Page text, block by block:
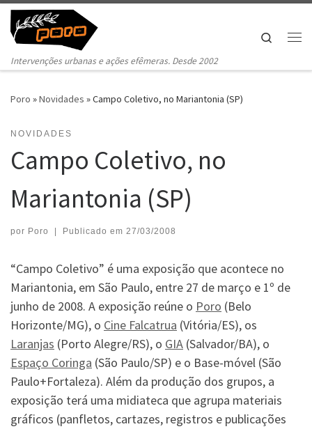
Pular para o conteúdo
Intervenções urbanas e ações efêmeras. Desde 2002
Search
Poro »Novidades »Campo Coletivo, no Mariantonia (SP)
NOVIDADES
Campo Coletivo, no
Mariantonia (SP)
por Poro Publicado em 27/03/2008
“Campo Coletivo” é uma exposição que acontece no
Mariantonia, em São Paulo, entre 27 de março e 1º de
junho de 2008. A exposição reúne o Poro (Belo
Horizonte/MG), o Cine Falcatrua (Vitória/ES), os
Laranjas (Porto Alegre/RS), o GIA (Salvador/BA), o
Espaço Coringa (São Paulo/SP) e o Base-móvel (São
Paulo+Fortaleza). Além da produção dos grupos, a
exposição terá uma midiateca que agrupa materiais
gráficos (panfletos, cartazes, registros e publicações